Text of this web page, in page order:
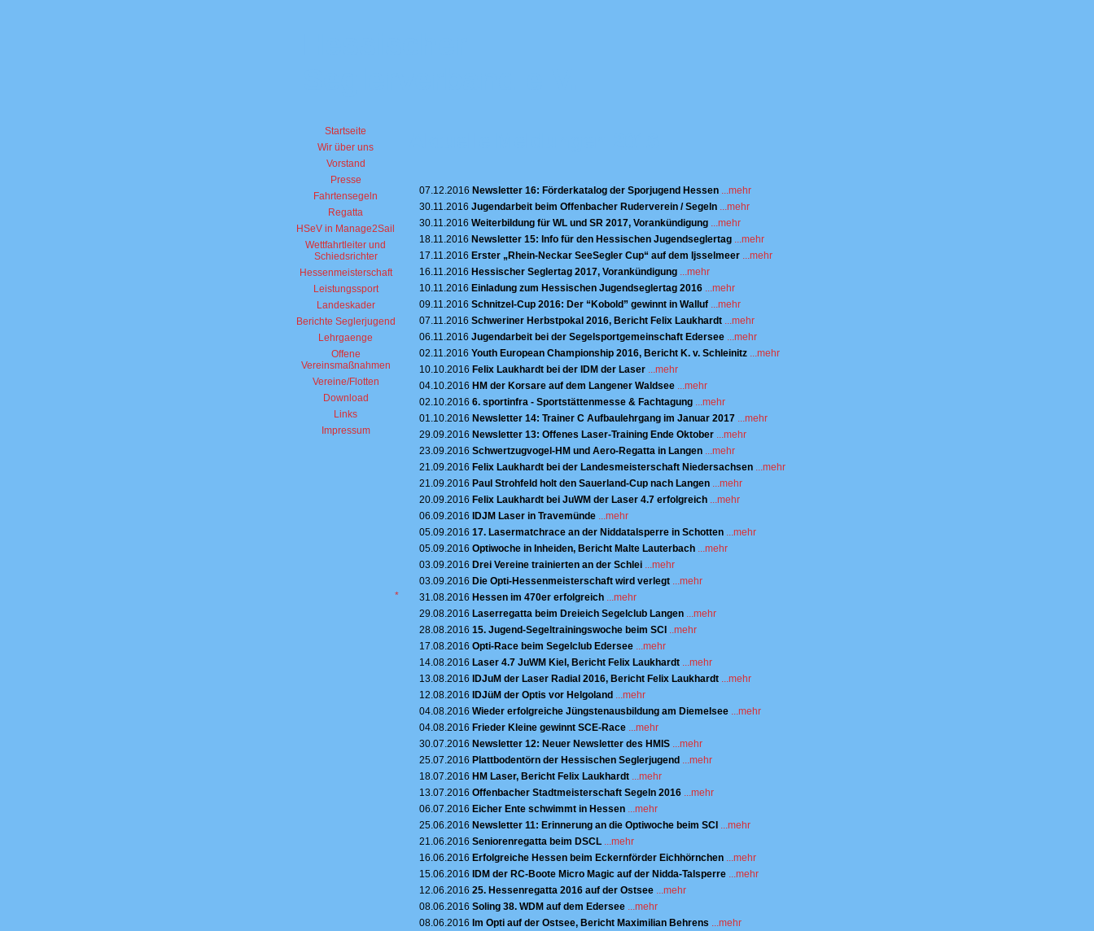
Startseite
Wir über uns
Vorstand
Presse
Fahrtensegeln
Regatta
HSeV in Manage2Sail
Wettfahrtleiter und
Schiedsrichter
Hessenmeisterschaft
Leistungssport
Landeskader
Berichte Seglerjugend
Lehrgaenge
Offene
Vereinsmaßnahmen
Vereine/Flotten
Download
Links
Impressum
*
07.12.2016 Newsletter 16: Förderkatalog der Sporjugend Hessen ...mehr
30.11.2016 Jugendarbeit beim Offenbacher Ruderverein / Segeln ...mehr
30.11.2016 Weiterbildung für WL und SR 2017, Vorankündigung ...mehr
18.11.2016 Newsletter 15: Info für den Hessischen Jugendseglertag ...mehr
17.11.2016 Erster „Rhein-Neckar SeeSegler Cup“ auf dem Ijsselmeer ...mehr
16.11.2016 Hessischer Seglertag 2017, Vorankündigung ...mehr
10.11.2016 Einladung zum Hessischen Jugendseglertag 2016 ...mehr
09.11.2016 Schnitzel-Cup 2016: Der “Kobold” gewinnt in Walluf ...mehr
07.11.2016 Schweriner Herbstpokal 2016, Bericht Felix Laukhardt ...mehr
06.11.2016 Jugendarbeit bei der Segelsportgemeinschaft Edersee ...mehr
02.11.2016 Youth European Championship 2016, Bericht K. v. Schleinitz ...mehr
10.10.2016 Felix Laukhardt bei der IDM der Laser ...mehr
04.10.2016 HM der Korsare auf dem Langener Waldsee ...mehr
02.10.2016 6. sportinfra - Sportstättenmesse & Fachtagung ...mehr
01.10.2016 Newsletter 14: Trainer C Aufbaulehrgang im Januar 2017 ...mehr
29.09.2016 Newsletter 13: Offenes Laser-Training Ende Oktober ...mehr
23.09.2016 Schwertzugvogel-HM und Aero-Regatta in Langen ...mehr
21.09.2016 Felix Laukhardt bei der Landesmeisterschaft Niedersachsen ...mehr
21.09.2016 Paul Strohfeld holt den Sauerland-Cup nach Langen ...mehr
20.09.2016 Felix Laukhardt bei JuWM der Laser 4.7 erfolgreich ...mehr
06.09.2016 IDJM Laser in Travemünde ...mehr
05.09.2016 17. Lasermatchrace an der Niddatalsperre in Schotten ...mehr
05.09.2016 Optiwoche in Inheiden, Bericht Malte Lauterbach ...mehr
03.09.2016 Drei Vereine trainierten an der Schlei ...mehr
03.09.2016 Die Opti-Hessenmeisterschaft wird verlegt ...mehr
31.08.2016 Hessen im 470er erfolgreich ...mehr
29.08.2016 Laserregatta beim Dreieich Segelclub Langen ...mehr
28.08.2016 15. Jugend-Segeltrainingswoche beim SCI ..mehr
17.08.2016 Opti-Race beim Segelclub Edersee ...mehr
14.08.2016 Laser 4.7 JuWM Kiel, Bericht Felix Laukhardt ...mehr
13.08.2016 IDJuM der Laser Radial 2016, Bericht Felix Laukhardt ...mehr
12.08.2016 IDJüM der Optis vor Helgoland ...mehr
04.08.2016 Wieder erfolgreiche Jüngstenausbildung am Diemelsee ...mehr
04.08.2016 Frieder Kleine gewinnt SCE-Race ...mehr
30.07.2016 Newsletter 12: Neuer Newsletter des HMIS ...mehr
25.07.2016 Plattbodentörn der Hessischen Seglerjugend ...mehr
18.07.2016 HM Laser, Bericht Felix Laukhardt ...mehr
13.07.2016 Offenbacher Stadtmeisterschaft Segeln 2016 ...mehr
06.07.2016 Eicher Ente schwimmt in Hessen ...mehr
25.06.2016 Newsletter 11: Erinnerung an die Optiwoche beim SCI ...mehr
21.06.2016 Seniorenregatta beim DSCL ...mehr
16.06.2016 Erfolgreiche Hessen beim Eckernförder Eichhörnchen ...mehr
15.06.2016 IDM der RC-Boote Micro Magic auf der Nidda-Talsperre ...mehr
12.06.2016 25. Hessenregatta 2016 auf der Ostsee ...mehr
08.06.2016 Soling 38. WDM auf dem Edersee ...mehr
08.06.2016 Im Opti auf der Ostsee, Bericht Maximilian Behrens ...mehr